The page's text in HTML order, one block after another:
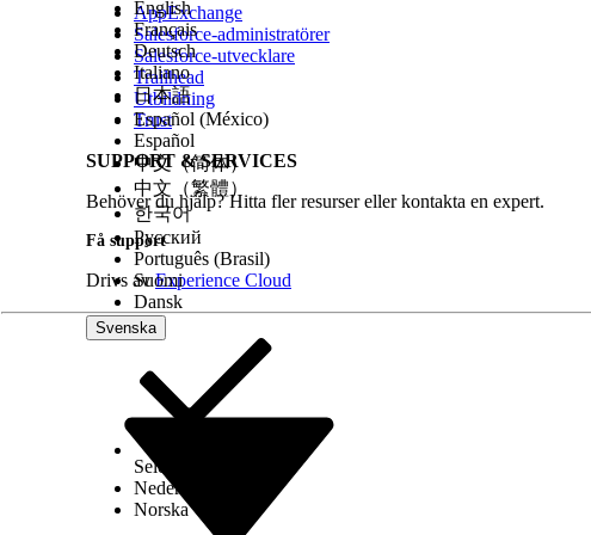
LÖSTE DENNA ARTIKEL DITT PROBLEM?
Berätta för oss vad vi kan förbättra!
AppExchange
Salesforce-administratörer
Salesforce-utvecklare
Trailhead
Utbildning
Trust
SUPPORT & SERVICES
Behöver du hjälp? Hitta fler resurser eller kontakta en expert.
Få support
Drivs avExperience Cloud
Svenska
English
Français
Deutsch
Italiano
日本語
Español (México)
Español
中文（简体）
中文（繁體）
한국어
Русский
Português (Brasil)
Suomi
Dansk
Select Org
Nederlands
Norska